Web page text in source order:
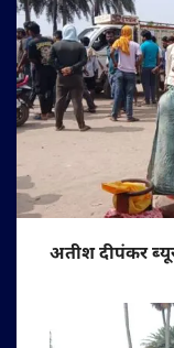
अतीश दीपंकर